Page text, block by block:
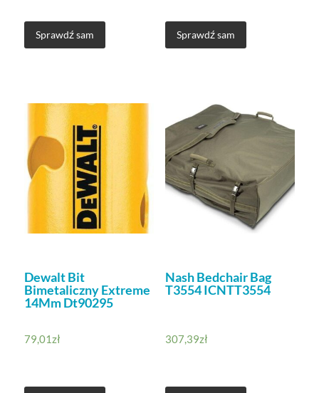
Sprawdź sam Sprawdź sam
Dewalt Bit
Bimetaliczny Extreme
14Mm Dt90295
79,01zł
Nash Bedchair Bag
T3554 ICNTT3554
307,39zł